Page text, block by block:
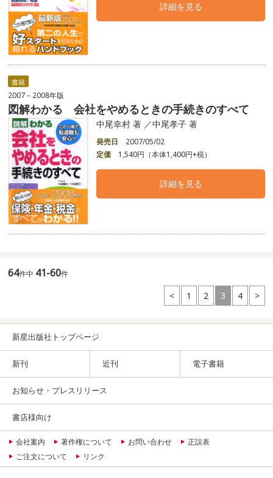
詳細を見る
書籍
2007－2008年版
図解わかる 会社をやめるときの手続きのすべて
中尾幸村 著 ／中尾孝子 著
発売日
2007/05/02
定価
1,540円（本体1,400円+税）
詳細を見る
64件中 41-60件
< 1 2 3 4 >
新星出版社トップページ
新刊 近刊 電子書籍
お知らせ・プレスリリース
書店様向け
会社案内 著作権について お問い合わせ
正誤表
ご注文について
リンク